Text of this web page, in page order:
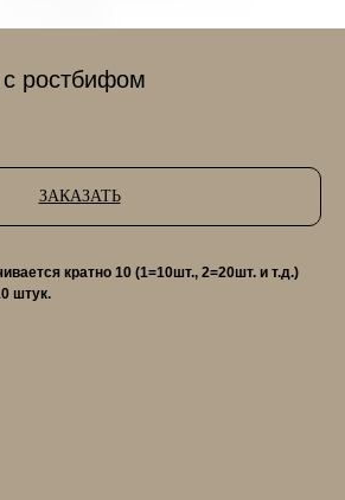
ростбифом
ЗАКАЗАТЬ
кратно 10 (1=10шт., 2=20шт. и т.д.)
штук.